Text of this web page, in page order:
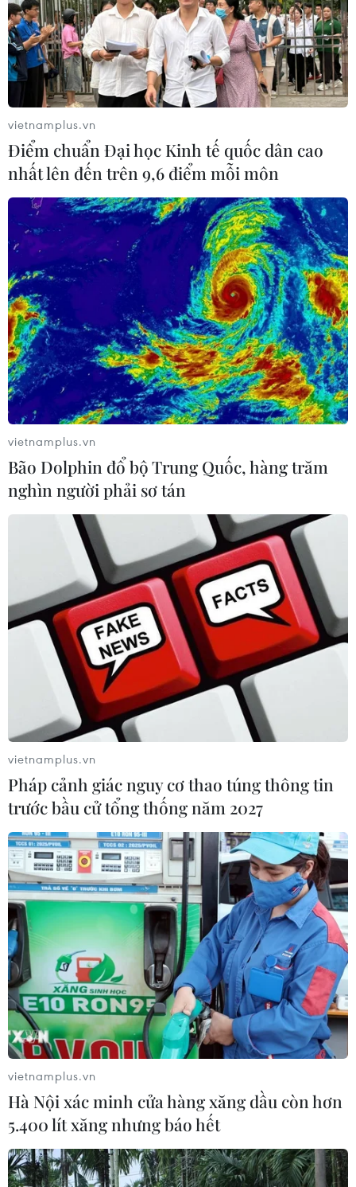
Đại sứ Việt Nam tại Liên bang Nga chúc
mừng Tết cổ truyền của Lào
11/04/2018 03:57
Đại sứ Việt Nam tại Liên bang Nga Ngô Đức Mạnh
cùng các cán bộ Đại sứ quán đã đến Đại sứ quán Cộng
hòa Dân chủ Nhân dân Lào tại Liên bang Nga chúc
mừng Tết cổ truyền Bun Pi May của nhân dân Lào.
Việt Nam chung vui Tết cổ truyền Bun Pi
May của Lào tại Geneva
12/04/2018 08:59
Đại sứ Dương Chí Dũng đã dẫn đầu đoàn cán bộ, nhân
viên Phái đoàn Việt Nam tới chúc mừng Tết cổ truyền và
chia vui với các đồng nghiệp Lào tại Geneva.
vietnamplus.vn
Điểm chuẩn Đại học Kinh tế quốc dân cao
nhất lên đến trên 9,6 điểm mỗi môn
vietnamplus.vn
Bão Dolphin đổ bộ Trung Quốc, hàng trăm
nghìn người phải sơ tán
vietnamplus.vn
Pháp cảnh giác nguy cơ thao túng thông tin
trước bầu cử tổng thống năm 2027
vietnamplus.vn
Hà Nội xác minh cửa hàng xăng dầu còn hơn
5.400 lít xăng nhưng báo hết